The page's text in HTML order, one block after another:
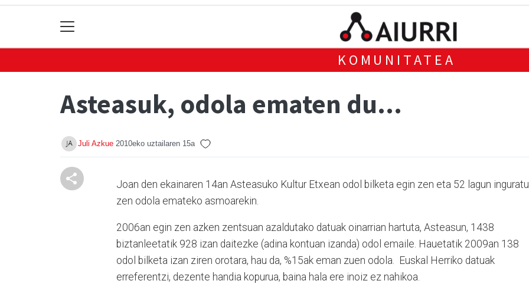
KOMUNITATEA
Asteasuk, odola ematen du...
Juli Azkue 2010eko uztailaren 15a
Joan den ekainaren 14an Asteasuko Kultur Etxean odol bilketa egin zen eta 52 lagun inguratu
zen odola emateko asmoarekin.
2006an egin zen azken zentsuan azaldutako datuak oinarrian hartuta, Asteasun, 1438
biztanleetatik 928 izan daitezke (adina kontuan izanda) odol emaile. Hauetatik 2009an 138
odol bilketa izan ziren orotara, hau da, %15ak eman zuen odola. Euskal Herriko datuak
erreferentzi, dezente handia kopurua, baina hala ere inoiz ez nahikoa.